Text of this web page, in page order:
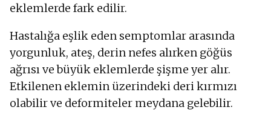
eklemlerde fark edilir.
Hastalığa eşlik eden semptomlar arasında
yorgunluk, ateş, derin nefes alırken göğüs
ağrısı ve büyük eklemlerde şişme yer alır.
Etkilenen eklemin üzerindeki deri kırmızı
olabilir ve deformiteler meydana gelebilir.